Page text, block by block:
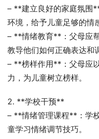
– **建立良好的家庭氛围
环境，给予儿童足够的情
– **情绪教育**：父母应
教导他们如何正确表达和
– **榜样作用**：父母应
力，为儿童树立榜样。
2. **学校干预**
– **情绪管理课程**：学
童学习情绪调节技巧。